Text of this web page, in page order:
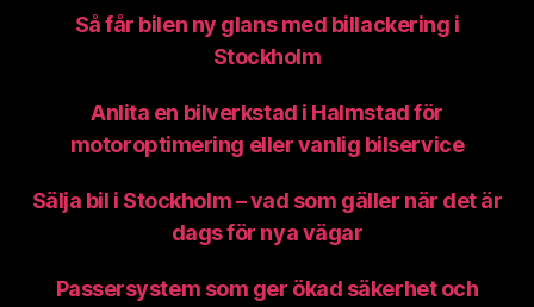
Så får bilen ny glans med billackering i
Stockholm
Anlita en bilverkstad i Halmstad för
motoroptimering eller vanlig bilservice
Sälja bil i Stockholm – vad som gäller när det är
dags för nya vägar
Passersystem som ger ökad säkerhet och